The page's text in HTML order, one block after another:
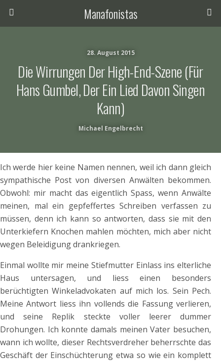
Manafonistas
28. August 2015
Die Wirrungen Der High-End-Szene (für
Hans Gumbel, Der Ein Lied Davon Singen
Kann)
Michael Engelbrecht
Ich werde hier keine Namen nennen, weil ich dann gleich
sympathische Post von diversen Anwälten bekommen.
Obwohl: mir macht das eigentlich Spass, wenn Anwälte
meinen, mal ein gepfeffertes Schreiben verfassen zu
müssen, denn ich kann so antworten, dass sie mit den
Unterkiefern Knochen mahlen möchten, mich aber nicht
wegen Beleidigung drankriegen.
Einmal wollte mir meine Stiefmutter Einlass ins elterliche
Haus untersagen, und liess einen besonders
berüchtigten Winkeladvokaten auf mich los. Sein Pech.
Meine Antwort liess ihn vollends die Fassung verlieren,
und seine Replik steckte voller leerer dummer
Drohungen. Ich konnte damals meinen Vater besuchen,
wann ich wollte, dieser Rechtsverdreher beherrschte das
Geschäft der Einschüchterung etwa so wie ein komplett